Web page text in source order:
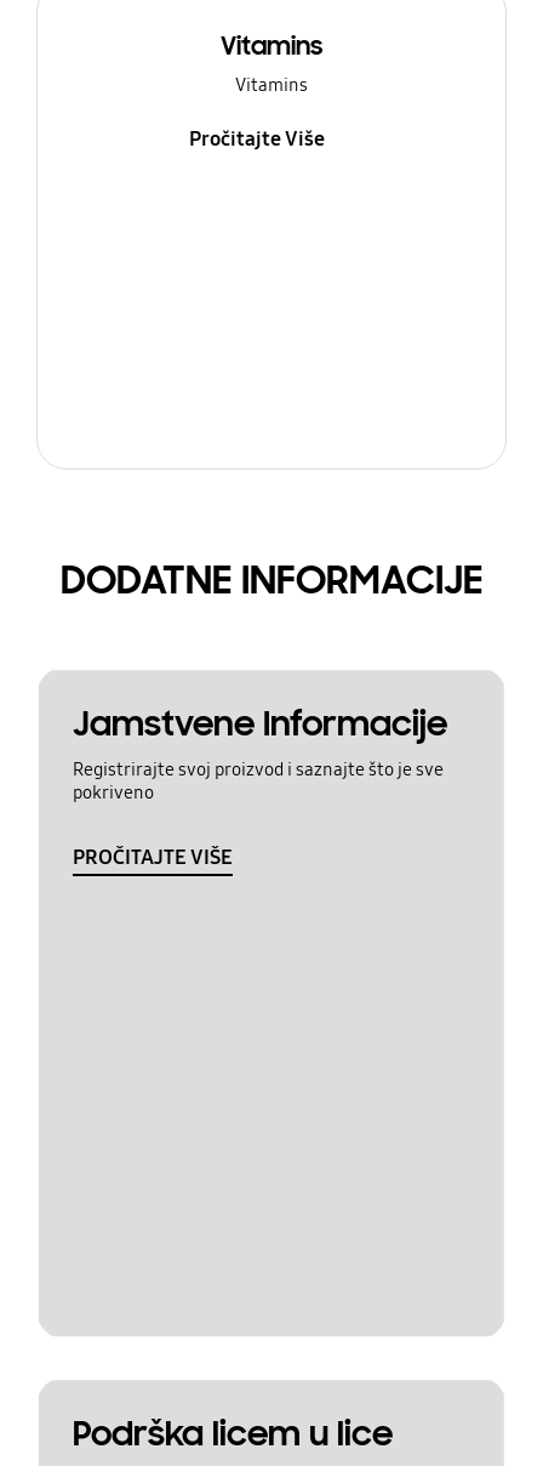
Vitamins
Vitamins
Pročitajte Više
DODATNE INFORMACIJE
Jamstvene Informacije
Registrirajte svoj proizvod i saznajte što je sve
pokriveno
PROČITAJTE VIŠE
Podrška licem u lice